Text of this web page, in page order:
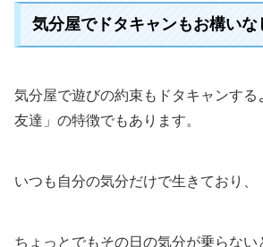
気分屋でドタキャンもお構いな
気分屋で遊びの約束もドタキャンする
友達」の特徴でもあります。
いつも自分の気分だけで生きており、
ちょっとでもその日の気分が乗らない